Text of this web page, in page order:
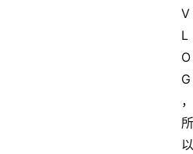
V
L
O
G
，
所
以